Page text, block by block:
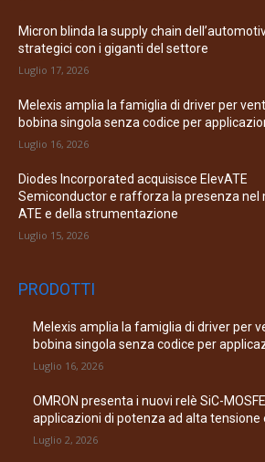
Micron blinda la supply chain
strategici con i giganti del settore
Luglio 17, 2026
Melexis amplia la famiglia di driver per
bobina singola senza codice per
Luglio 16, 2026
Diodes Incorporated acquisisce ElevATE
Semiconductor e rafforza la presenza nel
ATE e della strumentazione
Luglio 15, 2026
PRODOTTI
Melexis amplia la famiglia di driver per
bobina singola senza codice per
Luglio 16, 2026
OMRON presenta i nuovi relè SiC-
applicazioni di potenza ad alta tensione
Luglio 2, 2026